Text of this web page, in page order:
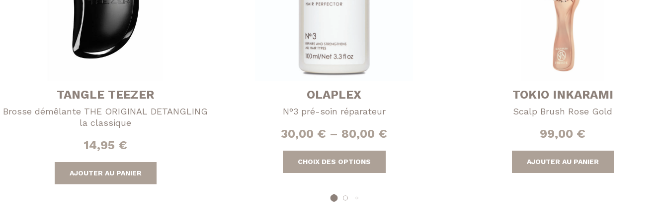
TANGLE TEEZER
Brosse démêlante THE ORIGINAL DETANGLING
la classique
14,95 €
AJOUTER AU PANIER
OLAPLEX
N°3 pré-soin réparateur
30,00 € – 80,00 €
CHOIX DES OPTIONS
TOKIO INKARAMI
Scalp Brush Rose Gold
99,00 €
AJOUTER AU PANIER